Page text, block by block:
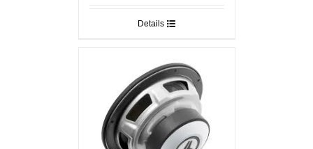
Details